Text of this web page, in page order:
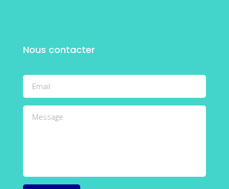
Nous contacter